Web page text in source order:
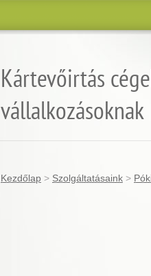
Kártevőirtás
vállalkozásoknak
Kezdőlap > Szolgáltatásaink >